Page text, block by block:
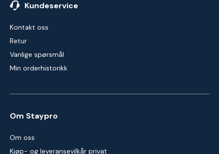
Kundeservice
Kontakt oss
Retur
Vanlige spørsmål
Min orderhistorikk
Om Staypro
Om oss
Kjøp- og leveransevilkår privat